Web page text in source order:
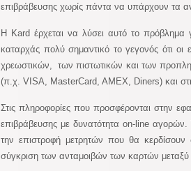
επιβράβευσης χωρίς πάντα να υπάρχουν τα
Η Kard έρχεται να λύσει αυτό το πρόβλημα
καταρχάς πολύ σημαντικό το γεγονός ότι
χρεωστικών, των πιστωτικών και των
(π.χ. VISA, MasterCard, AMEX, Diners) και στη
Στις πληροφορίες που προσφέρονται στην
επιβράβευσης με δυνατότητα on-line αγορών.
την επιστροφή μετρητών που θα
σύγκριση των ανταμοιβών των καρτών